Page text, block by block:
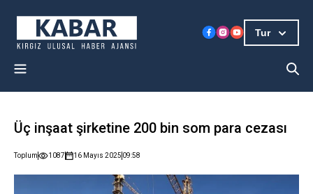
Tur
Üç inşaat şirketine 200 bin som para cezası
Toplum 1087 16 Mayıs 2025 09:58